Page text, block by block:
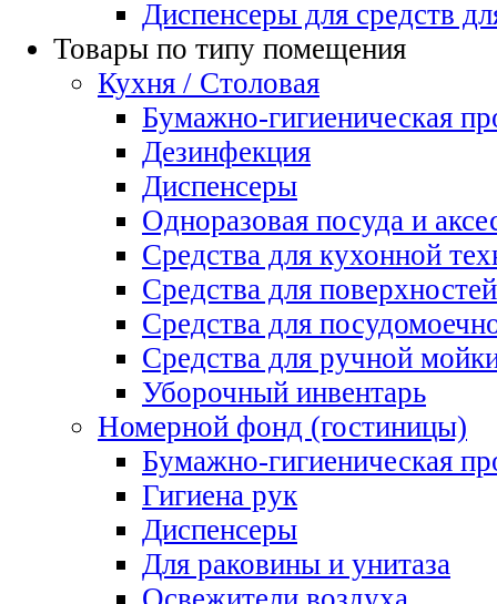
Диспенсеры для средств
Товары по типу помещения
Кухня / Столовая
Бумажно-гигиеническая
Дезинфекция
Диспенсеры
Одноразовая посуда и
Средства для кухонной
Средства для поверхностей
Средства для
Средства для ручной
Уборочный инвентарь
Номерной фонд (гостиницы)
Бумажно-гигиеническая
Гигиена рук
Диспенсеры
Для раковины и унитаза